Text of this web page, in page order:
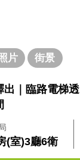
片 街景
出｜臨路電梯透
(室)3廳6衛